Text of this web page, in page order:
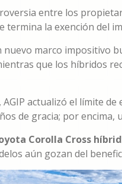
entre los
termina la exención del
nuevo marco impositivo
que los híbridos
actualizó el límite
de gracia; por encima,
Corolla Cross
aún gozan del